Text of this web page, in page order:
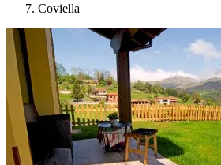
Coviella